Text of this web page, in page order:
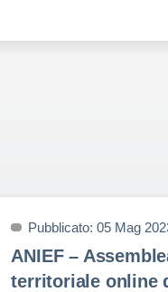
Pubblicato: 05 Mag
ANIEF –
territoriale online